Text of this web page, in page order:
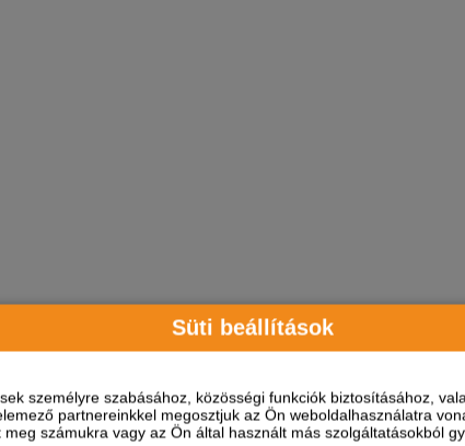
Süti beállítások
személyre szabásához, közösségi funkciók biztosításához,
partnereinkkel megosztjuk az Ön weboldalhasználatra
számukra vagy az Ön által használt más szolgáltatásokból